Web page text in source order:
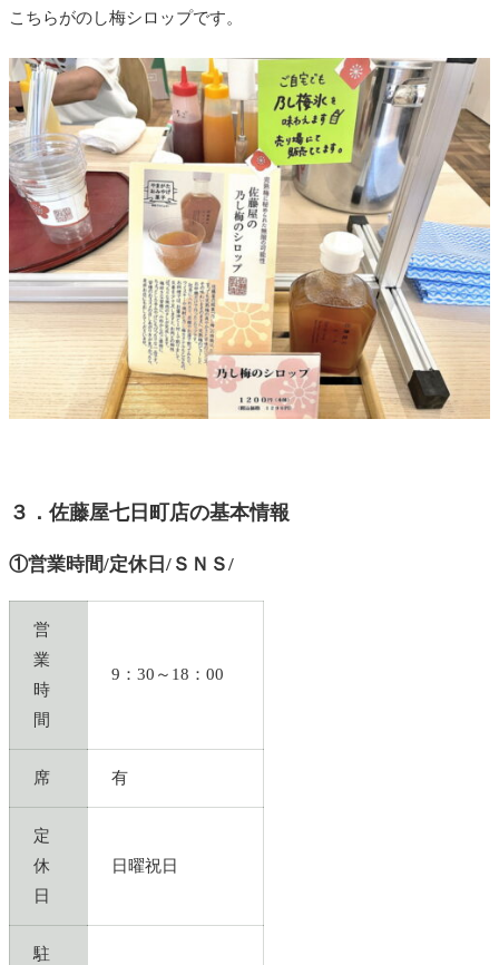
こちらがのし梅シロップです。
３．佐藤屋七日町店の基本情報
①営業時間/定休日/ＳＮＳ/
営
業
時
間
9：30～18：00
席 有
定
休
日
日曜祝日
駐